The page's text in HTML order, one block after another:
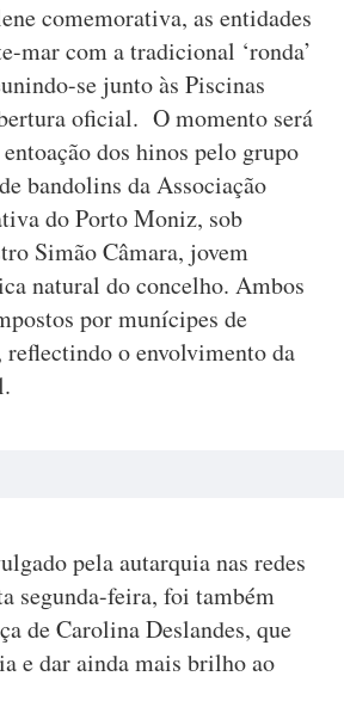
comemorativa, as entidades
mar com a tradicional ‘ronda’
se junto às Piscinas
oficial. O momento será
dos hinos pelo grupo
bandolins da Associação
do Porto Moniz, sob
Simão Câmara, jovem
natural do concelho. Ambos
por munícipes de
reflectindo o envolvimento da
pela autarquia nas redes
segunda-feira, foi também
de Carolina Deslandes, que
e dar ainda mais brilho ao